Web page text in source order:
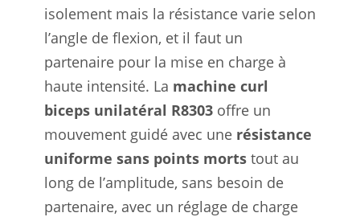
isolement mais la résistance varie selon
l’angle de flexion, et il faut un
partenaire pour la mise en charge à
haute intensité. La machine curl
biceps unilatéral R8303 offre un
mouvement guidé avec une résistance
uniforme sans points morts tout au
long de l’amplitude, sans besoin de
partenaire, avec un réglage de charge